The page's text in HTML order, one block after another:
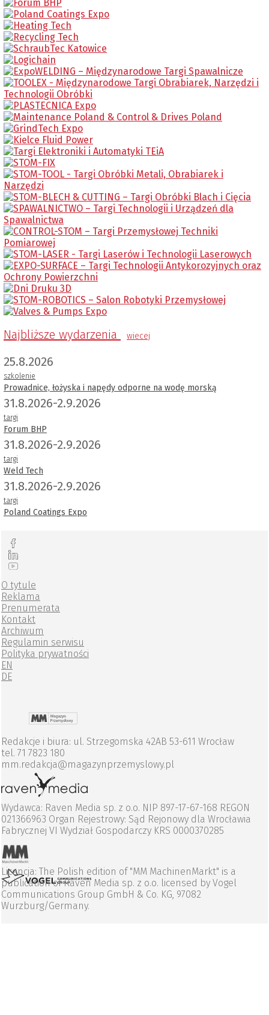
Najbliższe wydarzenia wiecej
25.8.2026
szkolenie
Prowadnice, łożyska i napędy odporne na wodę morską
31.8.2026-2.9.2026
targi
Forum BHP
31.8.2026-2.9.2026
targi
Weld Tech
31.8.2026-2.9.2026
targi
Poland Coatings Expo
O tytule
Reklama
Prenumerata
Kontakt
Archiwum
Regulamin serwisu
Polityka prywatności
EN
DE
Redakcje i biura: ul. Strzegomska 42AB 53-611 Wrocław
tel. 71 7823 180
mm.redakcja@magazynprzemyslowy.pl
Wydawca: Raven Media sp. z o.o. NIP 897-17-67-168 REGON
021366963 Organ Rejestrowy: Sąd Rejonowy dla Wrocławia
Fabrycznej VI Wydział Gospodarczy KRS 0000370285
Licencja: The Polish edition of "MM MachinenMarkt" is a
publication of Raven Media sp. z o.o. licensed by Vogel
Communications Group GmbH & Co. KG, 97082
Wurzburg/Germany.